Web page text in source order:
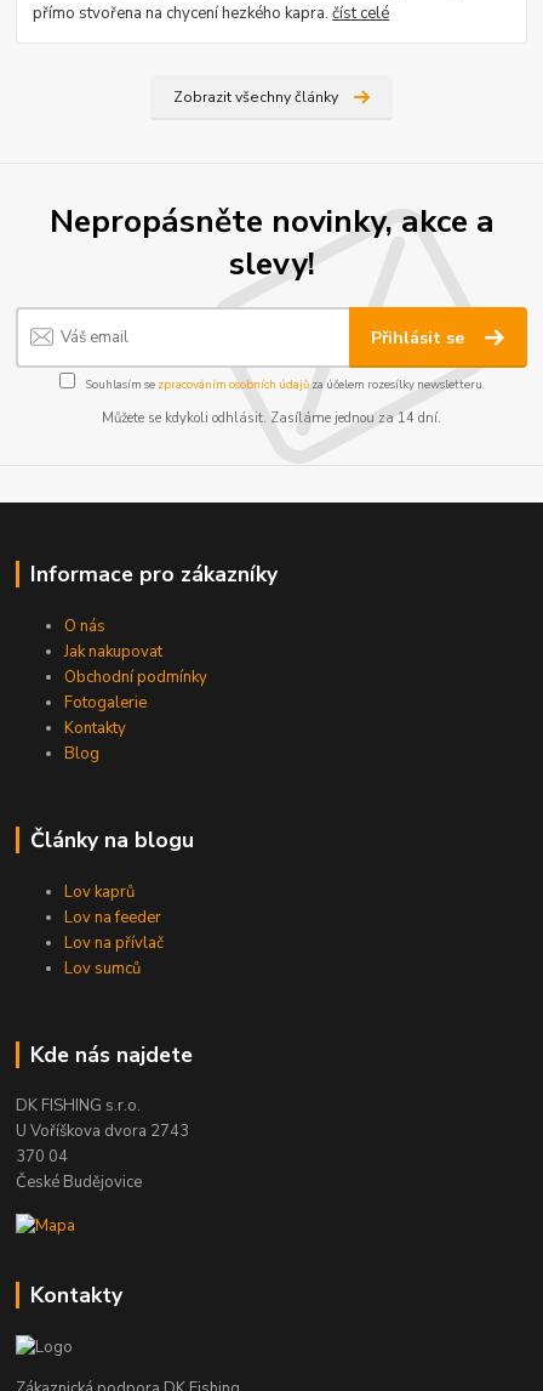
přímo stvořena na chycení hezkého kapra.číst celé
Zobrazit všechny články
Nepropásněte novinky, akce a
slevy!
Přihlásit se
Souhlasím se zpracováním osobních údajůza účelem rozesílky newsletteru.
Můžete se kdykoli odhlásit. Zasíláme jednou za 14 dní.
Informace pro zákazníky
O nás
Jak nakupovat
Obchodní podmínky
Fotogalerie
Kontakty
Blog
Články na blogu
Lov kaprů
Lov na feeder
Lov na přívlač
Lov sumců
Kde nás najdete
DK FISHING s.r.o.
U Voříškova dvora 2743
370 04
České Budějovice
Kontakty